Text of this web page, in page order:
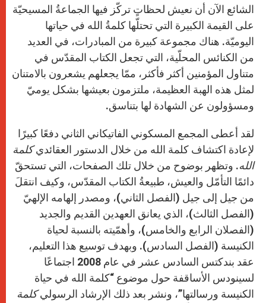
الشائع الآن أن نعيش لحظاتٍ تركّز فيها الجماعةُ المسيحيّة
على القيمة الكبيرة التي تحتلّها كلمةُ الله في حياتها
اليوميّة. هناك مجموعة كبيرة من المبادرات، في العديد
من الكنائس المحلّية، التي تجعل الكتاب المقدّس في
متناول المؤمنين أكثر فأكثر، ممّا يجعلهم يشعرون بالامتنان
لمثل هذه الهبة العظيمة، ملتزمون بعيشها بشكل يوميّ
ومسؤولون عن الشهادة لها بتناسق.
لقد أعطى المجمع المسكوني الفاتيكاني الثاني دفعًا كبيرًا
لإعادة اكتشاف كلمة الله من خلال الدستور العقائديكلمة
الله. وتظهر بوضوح من خلال تلك الصفحات، التي تستحقّ
دائمًا التأمّل والعيش، طبيعةُ الكتاب المقدّس، وكيف انتقلَ
من جيل إلى جيل (الفصل الثاني)، ومصدر إلهامه الإلهيّ
(الفصل الثالث)، الذي يعانق العهدين القديم والجديد
(الفصلان الرابع والخامس)، وأهمّيته بالنسبة لحياة
الكنيسة (الفصل السادس). وبهدف توسيع هذا التعليم،
عقد بندكتس السادس عشر في عام 2008 اجتماعًا
لسينودس الأساقفة حول موضوع “كلمة الله في حياة
الكنيسة ورسالتها”، ونشر بعد ذلك الإرشاد الرسوليكلمة